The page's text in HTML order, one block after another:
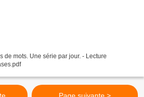
Une série par jour. - Lecture